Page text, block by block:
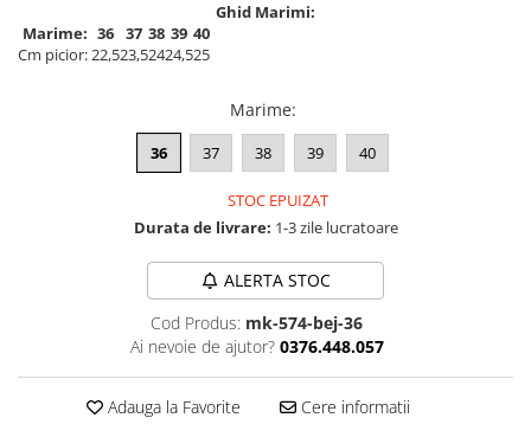
Ghid Marimi:
Marime: 36 37 38 39 40
Cm picior:22,523,52424,525
Marime:
36 37 38 39 40
STOC EPUIZAT
Durata de livrare: 1-3 zile lucratoare
ALERTA STOC
Cod Produs: mk-574-bej-36
Ai nevoie de ajutor? 0376.448.057
Adauga la Favorite Cere informatii